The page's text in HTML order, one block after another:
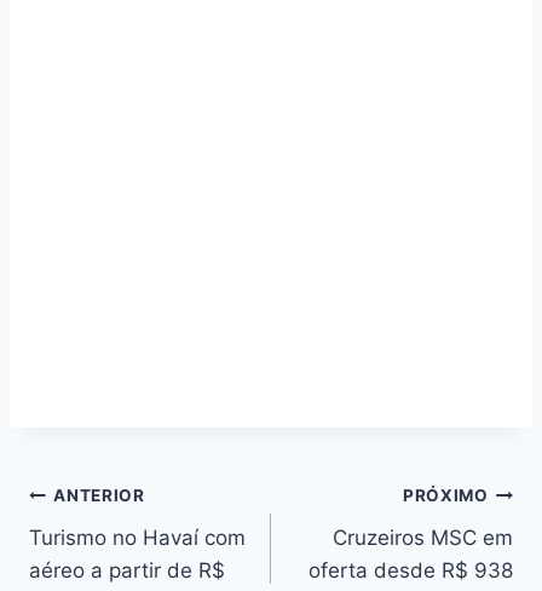
Navegação
de
ANTERIOR
Turismo no Havaí com
aéreo a partir de R$
PRÓXIMO
Cruzeiros MSC em
oferta desde R$ 938